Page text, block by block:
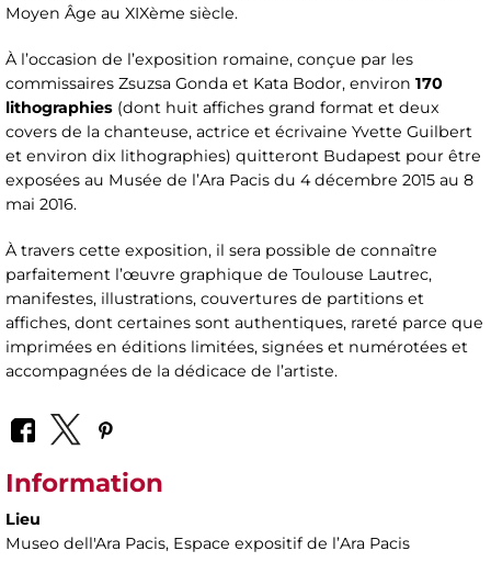
Moyen Âge au XIXème siècle.
À l’occasion de l’exposition romaine, conçue par les
commissaires Zsuzsa Gonda et Kata Bodor, environ 170
lithographies (dont huit affiches grand format et deux
covers de la chanteuse, actrice et écrivaine Yvette Guilbert
et environ dix lithographies) quitteront Budapest pour être
exposées au Musée de l’Ara Pacis du 4 décembre 2015 au 8
mai 2016.
À travers cette exposition, il sera possible de connaître
parfaitement l’œuvre graphique de Toulouse Lautrec,
manifestes, illustrations, couvertures de partitions et
affiches, dont certaines sont authentiques, rareté parce que
imprimées en éditions limitées, signées et numérotées et
accompagnées de la dédicace de l’artiste.
Information
Lieu
Museo dell'Ara Pacis, Espace expositif de l’Ara Pacis